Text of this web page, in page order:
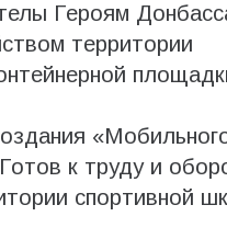
Героям
территории
к труду и
спортивной